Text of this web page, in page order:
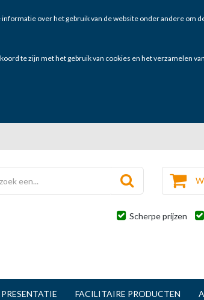
over het gebruik van de website onder andere om
te zijn met het gebruik van cookies en het verzamelen
Scherpe prijzen
PRESENTATIE FACILITAIRE PRODUCTEN